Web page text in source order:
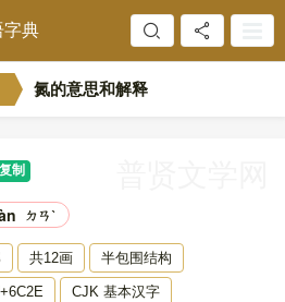
字典
氮的意思和解释
复制
ㄉㄢˋ
共12画 半包围结构
CJK 基本汉字